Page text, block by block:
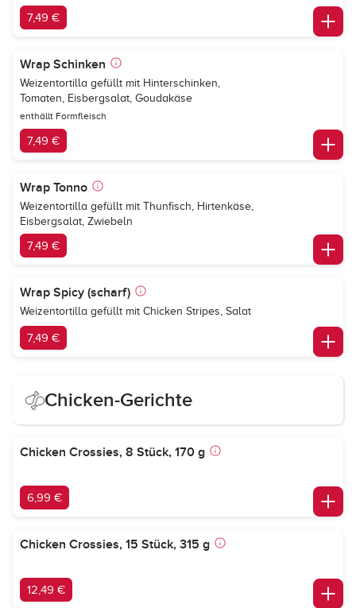
7,49 €
Wrap Schinken
Weizentortilla gefüllt mit Hinterschinken,
Tomaten, Eisbergsalat, Goudakäse
enthällt Formfleisch
7,49 €
Wrap Tonno
Weizentortilla gefüllt mit Thunfisch, Hirtenkäse,
Eisbergsalat, Zwiebeln
7,49 €
Wrap Spicy (scharf)
Weizentortilla gefüllt mit Chicken Stripes, Salat
7,49 €
Chicken-Gerichte
Chicken Crossies, 8 Stück, 170 g
6,99 €
Chicken Crossies, 15 Stück, 315 g
12,49 €